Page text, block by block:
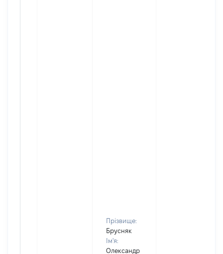
Прізвище:
Брусняк
Ім'я:
Олександр